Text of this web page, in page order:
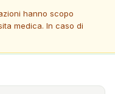
hanno scopo
medica. In caso di